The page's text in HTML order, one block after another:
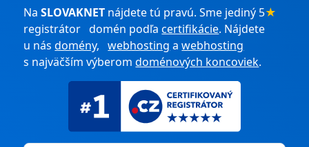
NaSLOVAKNET nájdete tú pravú. Sme jediný 5★
registrátor domén podľacertifikácie. Nájdete
u násdomény,webhosting awebhosting
s najväčším výberomdoménových koncoviek.